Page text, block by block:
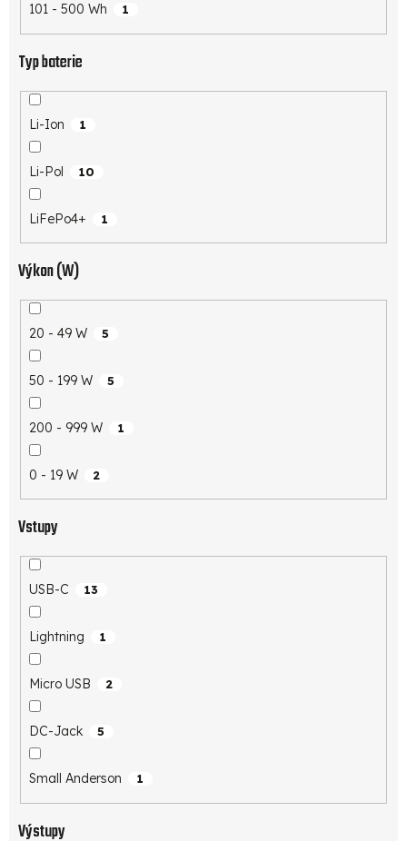
101 - 500 Wh 1
Typ baterie
Li-Ion 1
Li-Pol 10
LiFePo4+ 1
Výkon (W)
20 - 49 W 5
50 - 199 W 5
200 - 999 W 1
0 - 19 W 2
Vstupy
USB-C 13
Lightning 1
Micro USB 2
DC-Jack 5
Small Anderson 1
Výstupy